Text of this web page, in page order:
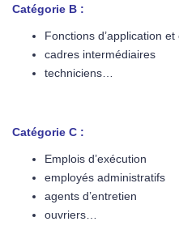
Catégorie B :
Fonctions d’application
cadres intermédiaires
techniciens…
Catégorie C :
Emplois d’exécution
employés administratifs
agents d’entretien
ouvriers…